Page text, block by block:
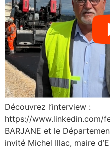
Découvrez l’interview :
https://www.linkedin.com/
BARJANE et le
invité Michel Illac, maire